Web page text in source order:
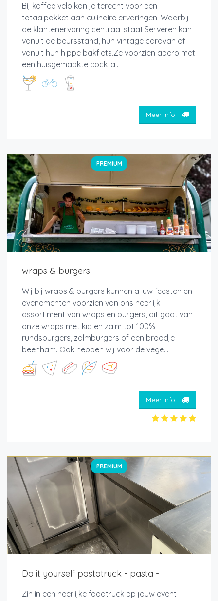
Bij kaffee velo kan je terecht voor een
totaalpakket aan culinaire ervaringen. Waarbij
de klantenervaring centraal staat.Serveren kan
vanuit de beursstand, hun vintage caravan of
vanuit hun hippe bakfiets.Ze voorzien apero met
een huisgemaakte cockta...
Meer info
PREMIUM
wraps & burgers
Wij bij wraps & burgers kunnen al uw feesten en
evenementen voorzien van ons heerlijk
assortiment van wraps en burgers, dit gaat van
onze wraps met kip en zalm tot 100%
rundsburgers, zalmburgers of een broodje
beenham. Ook hebben wij voor de vege...
Meer info
PREMIUM
Do it yourself pastatruck - pasta -
Zin in een heerlijke foodtruck op jouw event